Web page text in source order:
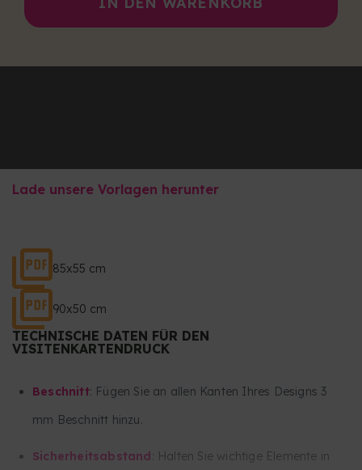
Lade unsere Vorlagen herunter
85x55 cm
90x50 cm
TECHNISCHE DATEN FÜR DEN
VISITENKARTENDRUCK
Beschnitt: Fügen Sie an allen Kanten Ihres Designs 3
mm Beschnitt hinzu.
Sicherheitsabstand
: Halten Sie wichtige Elemente in